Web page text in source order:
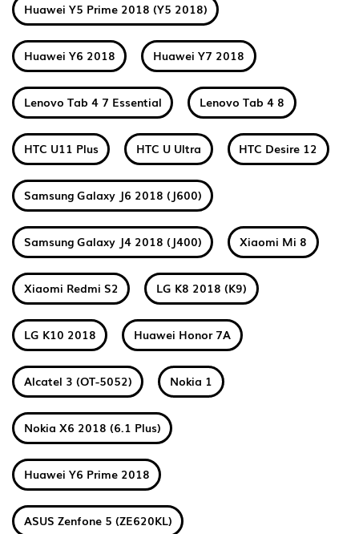
Huawei Y5 Prime 2018 (Y5 2018)
Huawei Y6 2018 Huawei Y7 2018
Lenovo Tab 4 7 Essential Lenovo Tab 4 8
HTC U11 Plus HTC U Ultra HTC Desire 12
Samsung Galaxy J6 2018 (J600)
Samsung Galaxy J4 2018 (J400) Xiaomi Mi 8
Xiaomi Redmi S2 LG K8 2018 (K9)
LG K10 2018 Huawei Honor 7A
Alcatel 3 (OT-5052) Nokia 1
Nokia X6 2018 (6.1 Plus)
Huawei Y6 Prime 2018
ASUS Zenfone 5 (ZE620KL)